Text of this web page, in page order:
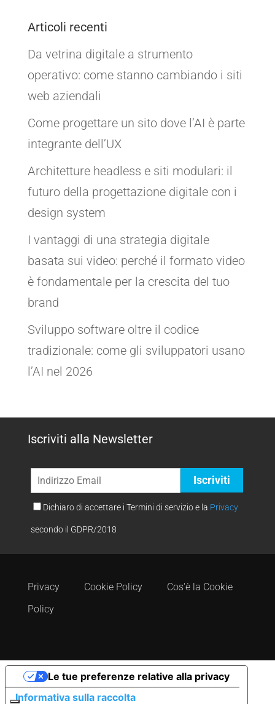
Articoli recenti
Da vetrina digitale a strumento
operativo: come stanno cambiando i siti
web aziendali
Come progettare un sito dove l’AI è parte
integrante dell’UX
Architetture headless e siti modulari: il
futuro della progettazione digitale con i
design system
I vantaggi di una strategia digitale
basata sui video: perché il formato video
è fondamentale per la crescita del tuo
brand
Sviluppo software oltre il codice
tradizionale: come gli sviluppatori usano
l’AI nel 2026
Iscriviti alla Newsletter
Dichiaro di accettare i Termini di servizio e la Privacy
secondo il GDPR/2018
Privacy Cookie Policy
Cos'è la Cookie
Policy
Informativa sulla raccolta
Le tue preferenze relative alla privacy